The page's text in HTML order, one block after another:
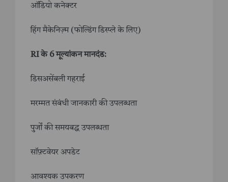
ऑडियो कनेक्टर
हिंग मैकेनिज़्म (फोल्डिंग डिस्प्ले के लिए)
RI के 6 मूल्यांकन मानदंड:
डिसअसेंबली गहराई
मरम्मत संबंधी जानकारी की उपलब्धता
पुर्जों की समयबद्ध उपलब्धता
सॉफ़्टवेयर अपडेट
आवश्यक उपकरण